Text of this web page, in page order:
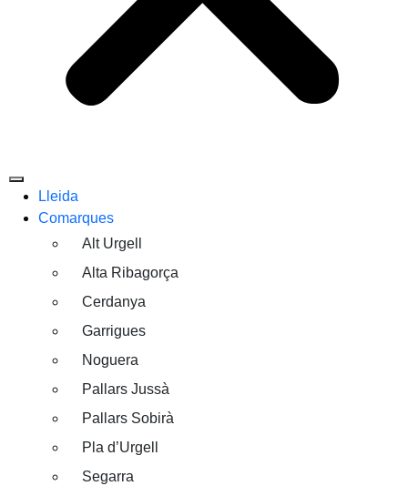
Lleida
Comarques
Alt Urgell
Alta Ribagorça
Cerdanya
Garrigues
Noguera
Pallars Jussà
Pallars Sobirà
Pla d’Urgell
Segarra